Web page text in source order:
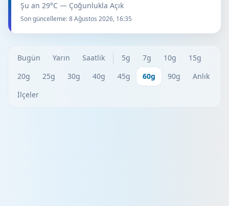
Şu an 29°C — Çoğunlukla Açık
Son güncelleme:8 Ağustos 2026, 16:35
Bugün Yarın Saatlik 5g 7g 10g
15g
20g
25g 30g 40g 45g 60g 90g
Anlık
İlçeler